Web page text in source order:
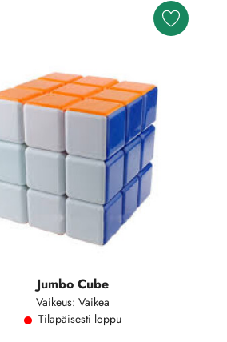
Jumbo Cube
Vaikeus: Vaikea
Tilapäisesti loppu